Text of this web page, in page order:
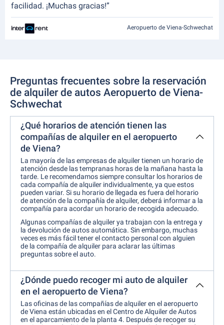
facilidad. ¡Muchas gracias!”
Aeropuerto de Viena-Schwechat
Preguntas frecuentes sobre la reservación
de alquiler de autos Aeropuerto de Viena-
Schwechat
¿Qué horarios de atención tienen las
compañías de alquiler en el aeropuerto
de Viena?
La mayoría de las empresas de alquiler tienen un horario de
atención desde las tempranas horas de la mañana hasta la
tarde. Le recomendamos siempre consultar los horarios de
cada compañía de alquiler individualmente, ya que estos
pueden variar. Si su horario de llegada es fuera del horario
de atención de la compañía de alquiler, deberá informar a la
compañía para acordar un horario de recogida adecuado.
Algunas compañías de alquiler ya trabajan con la entrega y
la devolución de autos automática. Sin embargo, muchas
veces es más fácil tener el contacto personal con alguien
de la compañía de alquiler para aclarar las últimas
preguntas sobre el auto.
¿Dónde puedo recoger mi auto de alquiler
en el aeropuerto de Viena?
Las oficinas de las compañías de alquiler en el aeropuerto
de Viena están ubicadas en el Centro de Alquiler de Autos
en el aparcamiento de la planta 4. Después de recoger su